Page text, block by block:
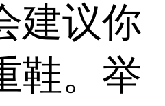
建议你
鞋。举